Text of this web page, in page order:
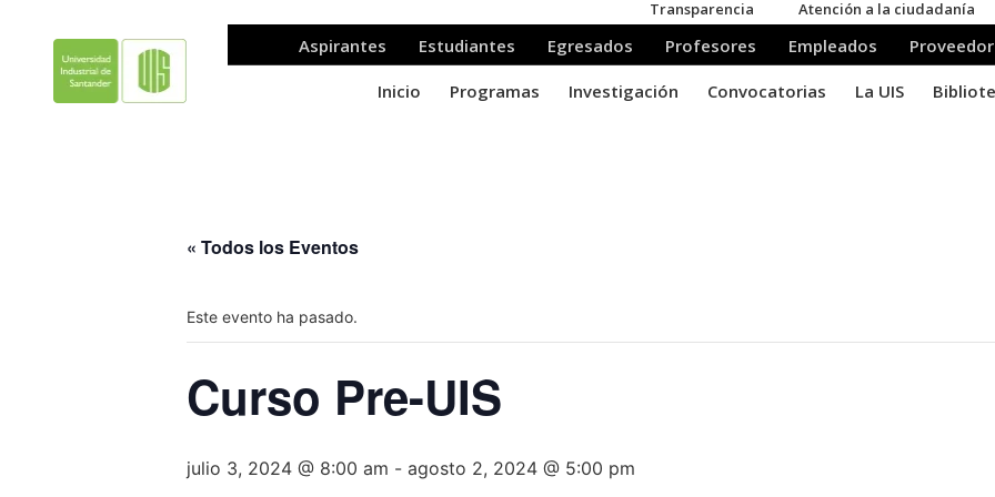
« Todos los Eventos
Este evento ha pasado.
Curso Pre-UIS
julio 3, 2024 @ 8:00 am - agosto 2, 2024 @ 5:00 pm